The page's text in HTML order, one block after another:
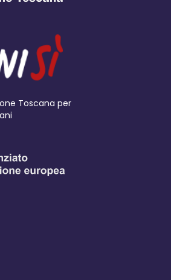
Toscana per